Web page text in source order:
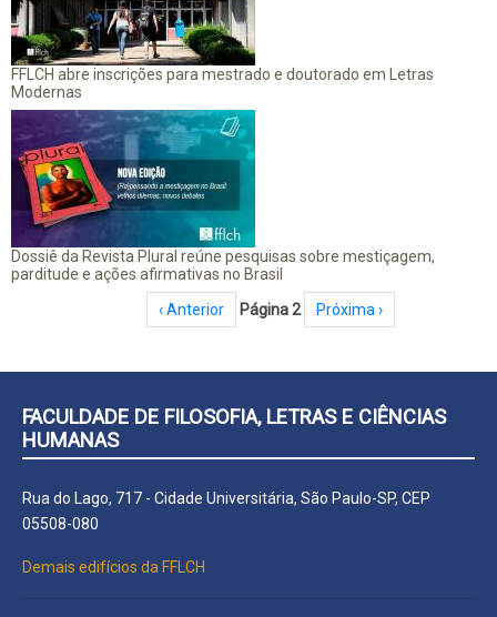
FFLCH abre inscrições para mestrado e doutorado em Letras
Modernas
Dossiê da Revista Plural reúne pesquisas sobre mestiçagem,
parditude e ações afirmativas no Brasil
Página anterior
‹ Anterior Página 2 Próxima página
Próxima ›
FACULDADE DE FILOSOFIA, LETRAS E CIÊNCIAS
HUMANAS
Rua do Lago, 717 - Cidade Universitária, São Paulo-SP, CEP
05508-080
Demais edifícios da FFLCH